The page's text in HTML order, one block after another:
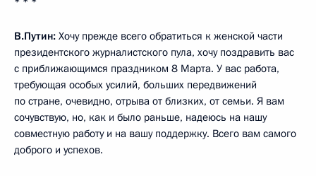
В.Путин: Хочу прежде всего обратиться к женской части
президентского журналистского пула, хочу поздравить вас
с приближающимся праздником 8 Марта. У вас работа,
требующая особых усилий, больших передвижений
по стране, очевидно, отрыва от близких, от семьи. Я вам
сочувствую, но, как и было раньше, надеюсь на нашу
совместную работу и на вашу поддержку. Всего вам самого
доброго и успехов.